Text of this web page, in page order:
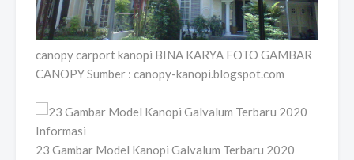
canopy carport kanopi BINA KARYA FOTO GAMBAR
CANOPY Sumber : canopy-kanopi.blogspot.com
23 Gambar Model Kanopi Galvalum Terbaru 2020